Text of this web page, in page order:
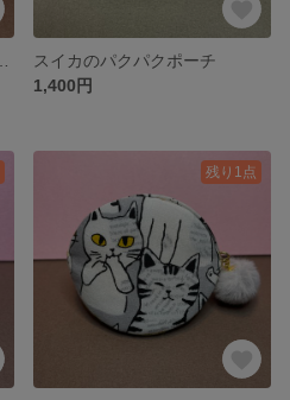
スイカのパクパクポーチ
1,400円
残り1点